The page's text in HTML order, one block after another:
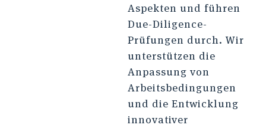
Aspekten und führen
Due-Diligence-
Prüfungen durch. Wir
unterstützen die
Anpassung von
Arbeitsbedingungen
und die Entwicklung
innovativer